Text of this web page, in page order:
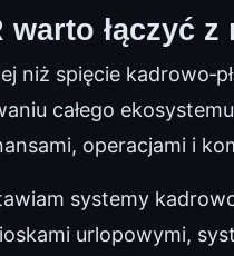
łączyć
niż spięcie
całego
operacjami i
systemy
urlopowymi,